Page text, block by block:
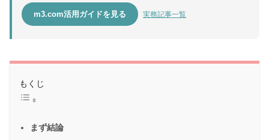
m3.com活用ガイドを見る 実務記事一覧
もくじ
まず結論